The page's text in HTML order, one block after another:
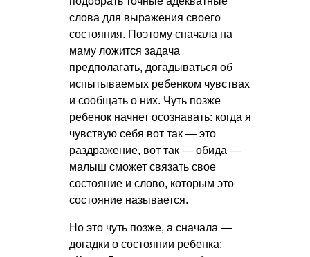
слова для выражения своего
состояния. Поэтому сначала на
маму ложится задача
предполагать, догадываться об
испытываемых ребенком чувствах
и сообщать о них. Чуть позже
ребенок начнет осознавать: когда я
чувствую себя вот так — это
раздражение, вот так — обида —
малыш сможет связать свое
состояние и слово, которым это
состояние называется.
Но это чуть позже, а сначала —
догадки о состоянии ребенка: